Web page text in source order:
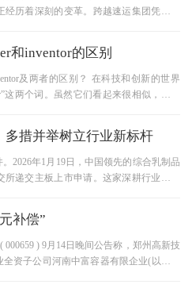
历着深刻的变革。跨越速运集团凭借其
和inventor的区别
及两者的区别？ 在科技和创新的世界
这两个词。虽然它们看起来很相似，但实
多措并举树立行业新标杆
2026年1月19日，中国领先的综合乳制品
递交主板上市申请。这家深耕行业三十
补偿”
) 9月14日晚间公告称，郑州高新技
资子公司河南中富容器有限企业(以下简